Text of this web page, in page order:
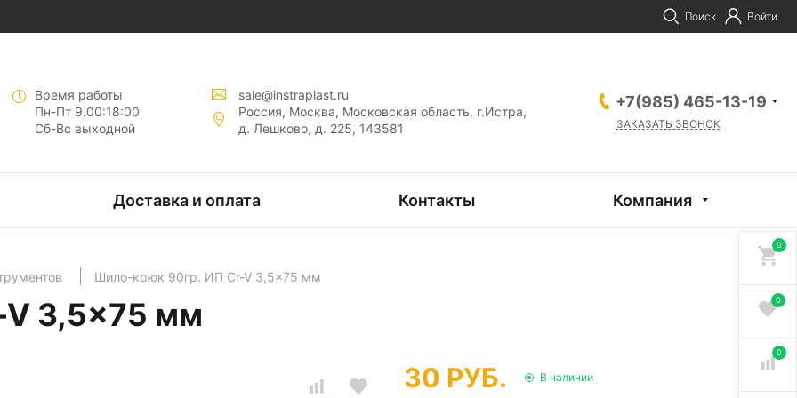
Поиск Войти
Время работы
Пн-Пт 9.00:18:00
Сб-Вс выходной
sale@instraplast.ru
Россия, Москва, Московская область, г.Истра,
д. Лешково, д. 225, 143581
+7(985) 465-13-19
ЗАКАЗАТЬ ЗВОНОК
Доставка и оплата Контакты Компания
Шило-крюк 90гр. ИП Cr-V 3,5x75 мм
3,5x75 мм
30 РУБ.
В наличии
0
0
0